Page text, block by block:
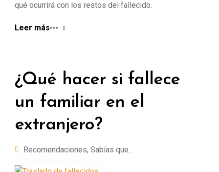
qué ocurrirá con los restos del fallecido.
Leer más---
¿Qué hacer si fallece
un familiar en el
extranjero?
Recomendaciones, Sabías que...